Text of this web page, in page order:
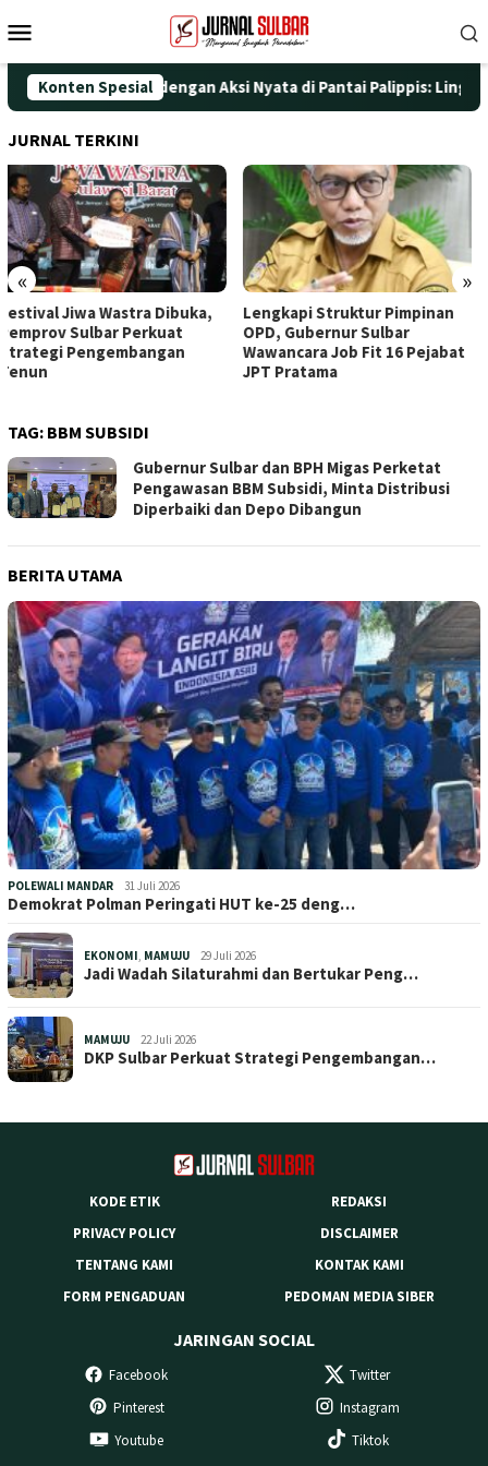
ke
Mobile
Konten Spesial
HUT ke-25 dengan Aksi Nyata di Pantai Palippis:
JURNAL TERKINI
« »
Lengkapi Struktur Pimpinan
OPD, Gubernur Sulbar
Wawancara Job Fit 16 Pejabat
JPT Pratama
Awali Penghunian dengan
Doa, Wagub Sulbar Resmi
Tinggali Rujab Hasil Renovasi
TAG: BBM SUBSIDI
Gubernur Sulbar dan BPH Migas Perketat
Pengawasan BBM Subsidi, Minta Distribusi
Diperbaiki dan Depo Dibangun
BERITA UTAMA
POLEWALI MANDAR 31 Juli 2026
Demokrat Polman Peringati HUT ke-25 deng…
EKONOMI, MAMUJU 29 Juli 2026
Jadi Wadah Silaturahmi dan Bertukar Peng…
MAMUJU 22 Juli 2026
DKP Sulbar Perkuat Strategi Pengembangan…
KODE ETIK
REDAKSI
PRIVACY POLICY
DISCLAIMER
TENTANG KAMI
KONTAK KAMI
FORM PENGADUAN
PEDOMAN MEDIA SIBER
JARINGAN SOCIAL
Facebook
Twitter
Pinterest
Instagram
Youtube
Tiktok